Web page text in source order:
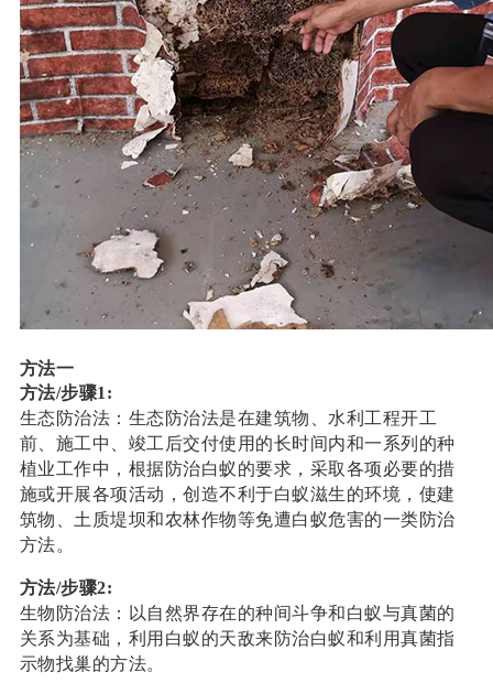
方法一
方法/步骤1:
生态防治法：生态防治法是在建筑物、水利工程开工
前、施工中、竣工后交付使用的长时间内和一系列的种
植业工作中，根据防治白蚁的要求，采取各项必要的措
施或开展各项活动，创造不利于白蚁滋生的环境，使建
筑物、土质堤坝和农林作物等免遭白蚁危害的一类防治
方法。
方法/步骤2:
生物防治法：以自然界存在的种间斗争和白蚁与真菌的
关系为基础，利用白蚁的天敌来防治白蚁和利用真菌指
示物找巢的方法。